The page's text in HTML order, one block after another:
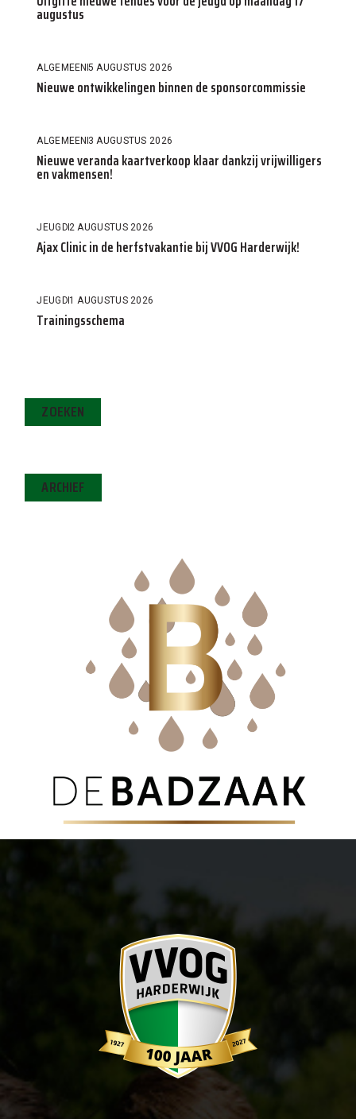
augustus
ALGEMEEN5 AUGUSTUS 2026
Nieuwe ontwikkelingen binnen de sponsorcommissie
ALGEMEEN3 AUGUSTUS 2026
Nieuwe veranda kaartverkoop klaar dankzij vrijwilligers
en vakmensen!
JEUGD2 AUGUSTUS 2026
Ajax Clinic in de herfstvakantie bij VVOG Harderwijk!
JEUGD1 AUGUSTUS 2026
Trainingsschema
ZOEKEN
ARCHIEF